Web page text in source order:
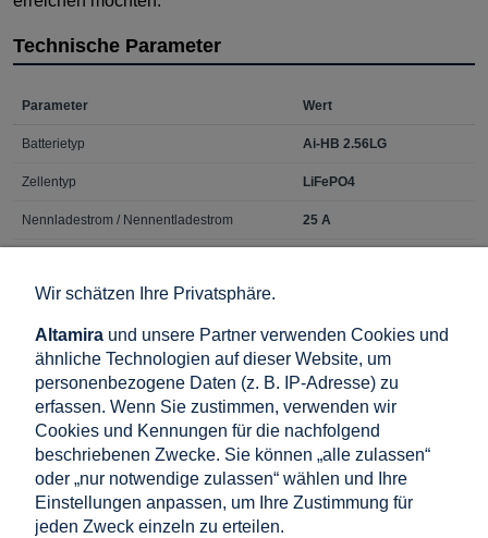
Technische Parameter
Parameter Wert
Batterietyp Ai-HB 2.56LG
Zellentyp LiFePO4
Nennladestrom / Nennentladestrom 25 A
Installationsort
Montageart Bodenmontage
Kommunikation RS485 / CAN
Zertifikate IEC 62619 / EN 61000
Dateien zum Herunterladen:
Wir schätzen Ihre Privatsphäre.
Altamira und unsere Partner verwenden Cookies und
ähnliche Technologien auf dieser Website, um
personenbezogene Daten (z. B. IP-Adresse) zu
erfassen. Wenn Sie zustimmen, verwenden wir
Cookies und Kennungen für die nachfolgend
beschriebenen Zwecke. Sie können „alle zulassen“
oder „nur notwendige zulassen“ wählen und Ihre
Einstellungen anpassen, um Ihre Zustimmung für
jeden Zweck einzeln zu erteilen.